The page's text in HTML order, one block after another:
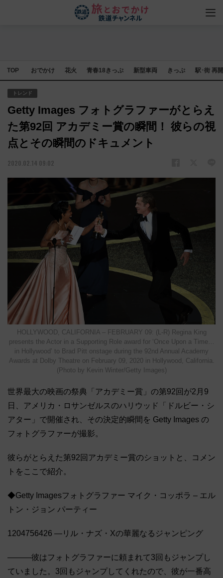
TOP おでかけ 花火 青春18きっぷ 新型車両 きっぷ 駅･街 再
トレンド
Getty Images フォトグラファーがとらえ
た第92回 アカデミー賞の瞬間！ 彼らの視
点とその瞬間のドキュメント
2020.02.14 09:02
HOLLYWOOD, CALIFORNIA – FEBRUARY 09: (L-R) Regina King
presents the Actor in a Supporting Role award for ‘Once Upon a Time…
in Hollywood’ to Brad Pitt onstage during the 92nd Annual Academy
Awards at Dolby Theatre on February 09, 2020 in Hollywood, California.
(Photo by Kevin Winter/Getty Images)
世界最大の映画の祭典「アカデミー賞」の第92回が2月9
日、アメリカ・ロサンゼルスのハリウッド「ドルビー・シ
アター」で開催され、その決定的瞬間を Getty Images の
フォトグラファーが撮影。
彼らがとらえた第92回アカデミー賞のショットと、コメン
トをここで紹介。
◆Getty Imagesフォトグラファー マイク・コッポラ – エル
トン・ジョン パーティー
1204756426 ―リル・ナズ・Xの華麗なるジャンピング
―――彼はフォトグラファーに頼まれて3回もジャンプし
ていました。3回もジャンプしてくれたので、彼が一番高